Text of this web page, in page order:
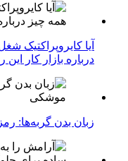
آیا کایروپراکتیک
درباره بازار کار این
زبان بدن گربه‌ها: